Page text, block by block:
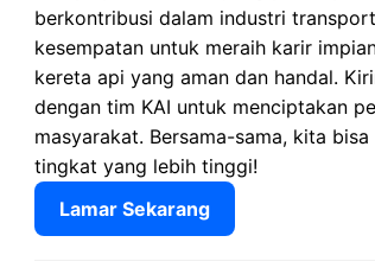
berkontribusi dalam industri
kesempatan untuk meraih karir
kereta api yang aman dan handal.
dengan tim KAI untuk menciptakan
masyarakat. Bersama-sama, kita
tingkat yang lebih tinggi!
Lamar Sekarang